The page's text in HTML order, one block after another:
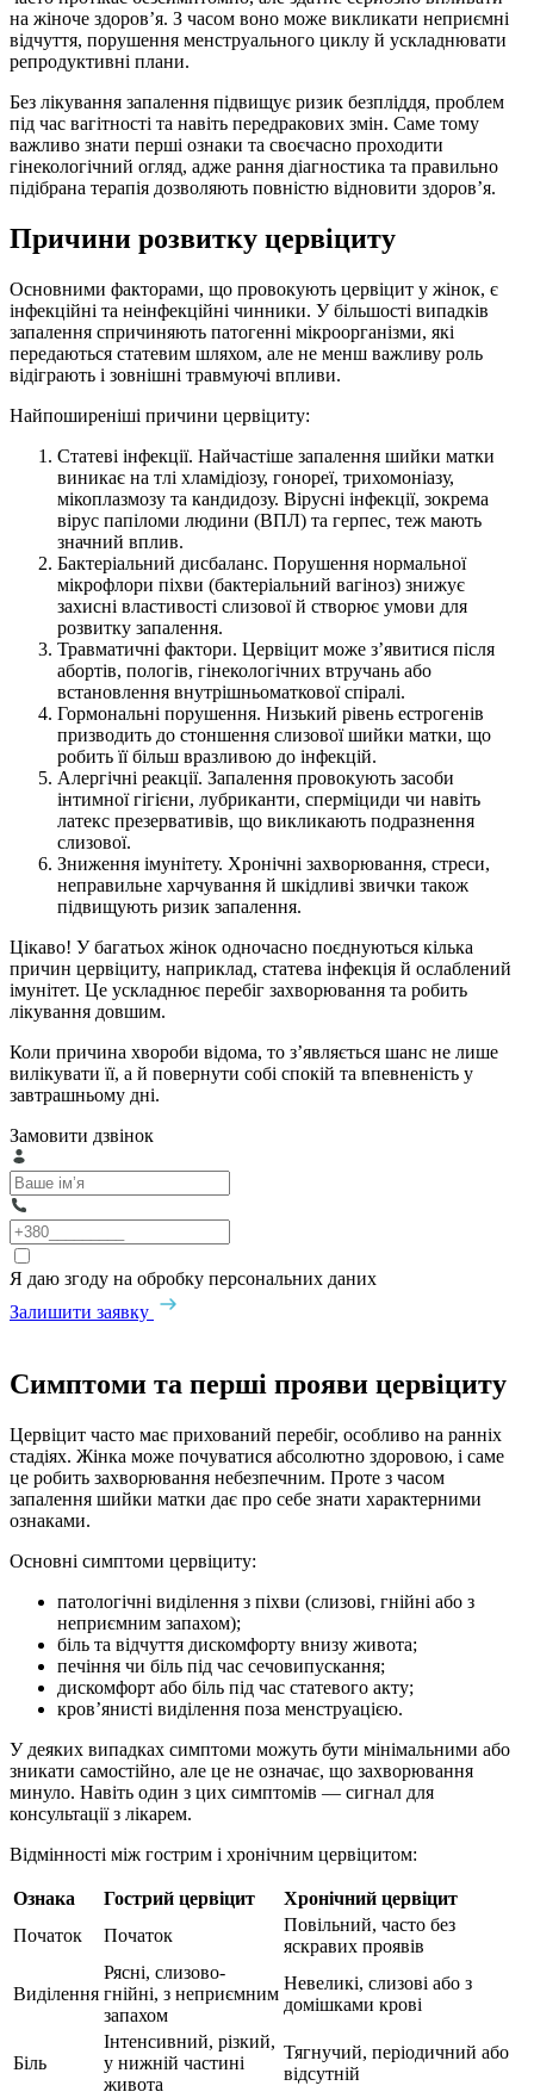
на жіноче здоров’я. З часом воно може викликати неприємні
відчуття, порушення менструального циклу й ускладнювати
репродуктивні плани.
Без лікування запалення підвищує ризик безпліддя, проблем
під час вагітності та навіть передракових змін. Саме тому
важливо знати перші ознаки та своєчасно проходити
гінекологічний огляд, адже рання діагностика та правильно
підібрана терапія дозволяють повністю відновити здоров’я.
Причини розвитку цервіциту
Основними факторами, що провокують цервіцит у жінок, є
інфекційні та неінфекційні чинники. У більшості випадків
запалення спричиняють патогенні мікроорганізми, які
передаються статевим шляхом, але не менш важливу роль
відіграють і зовнішні травмуючі впливи.
Найпоширеніші причини цервіциту:
Статеві інфекції. Найчастіше запалення шийки матки
виникає на тлі хламідіозу, гонореї, трихомоніазу,
мікоплазмозу та кандидозу. Вірусні інфекції, зокрема
вірус папіломи людини (ВПЛ) та герпес, теж мають
значний вплив.
Бактеріальний дисбаланс. Порушення нормальної
мікрофлори піхви (бактеріальний вагіноз) знижує
захисні властивості слизової й створює умови для
розвитку запалення.
Травматичні фактори. Цервіцит може з’явитися після
абортів, пологів, гінекологічних втручань або
встановлення внутрішньоматкової спіралі.
Гормональні порушення. Низький рівень естрогенів
призводить до стоншення слизової шийки матки, що
робить її більш вразливою до інфекцій.
Алергічні реакції. Запалення провокують засоби
інтимної гігієни, лубриканти, сперміциди чи навіть
латекс презервативів, що викликають подразнення
слизової.
Зниження імунітету. Хронічні захворювання, стреси,
неправильне харчування й шкідливі звички також
підвищують ризик запалення.
Цікаво! У багатьох жінок одночасно поєднуються кілька
причин цервіциту, наприклад, статева інфекція й ослаблений
імунітет. Це ускладнює перебіг захворювання та робить
лікування довшим.
Коли причина хвороби відома, то з’являється шанс не лише
вилікувати її, а й повернути собі спокій та впевненість у
завтрашньому дні.
Замовити дзвінок
Я даю згоду на обробку персональних даних
Залишити заявку
Симптоми та перші прояви цервіциту
Цервіцит часто має прихований перебіг, особливо на ранніх
стадіях. Жінка може почуватися абсолютно здоровою, і саме
це робить захворювання небезпечним. Проте з часом
запалення шийки матки дає про себе знати характерними
ознаками.
Основні симптоми цервіциту:
патологічні виділення з піхви (слизові, гнійні або з
неприємним запахом);
біль та відчуття дискомфорту внизу живота;
печіння чи біль під час сечовипускання;
дискомфорт або біль під час статевого акту;
кров’янисті виділення поза менструацією.
У деяких випадках симптоми можуть бути мінімальними або
зникати самостійно, але це не означає, що захворювання
минуло. Навіть один з цих симптомів — сигнал для
консультації з лікарем.
Відмінності між гострим і хронічним цервіцитом:
Ознака Гострий цервіцит
Хронічний цервіцит
Початок
Початок
Повільний, часто без
яскравих проявів
Виділення
Рясні, слизово-
гнійні, з неприємним
запахом
Невеликі, слизові або з
домішками крові
Біль
Інтенсивний, різкий,
у нижній частині
живота
Тягнучий, періодичний або
відсутній